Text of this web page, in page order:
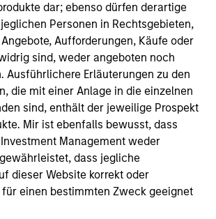
dar; ebenso dürfen derartige
Personen in Rechtsgebieten,
Aufforderungen, Käufe oder
sind, weder angeboten noch
Ausführlichere Erläuterungen zu den
die mit einer Anlage in die einzelnen
sind, enthält der jeweilige Prospekt
Mir ist ebenfalls bewusst, dass
Management weder
dass jegliche
dieser Website korrekt oder
einen bestimmten Zweck geeignet
team offers client-focused
expertise with technology-
and solutions.